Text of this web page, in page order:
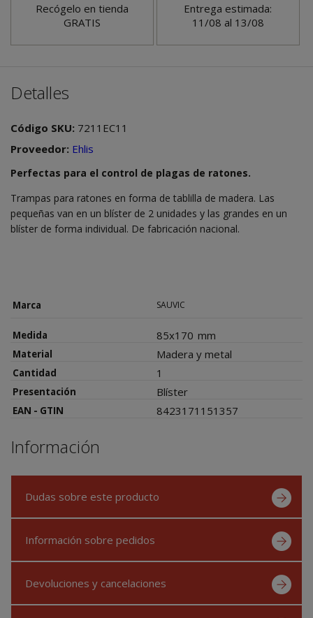
Recógelo en tienda
GRATIS
Entrega estimada:
11/08 al 13/08
Detalles
Código SKU: 7211EC11
Proveedor: Ehlis
Perfectas para el control de plagas de ratones.
Trampas para ratones en forma de tablilla de madera. Las
pequeñas van en un blíster de 2 unidades y las grandes en un
blíster de forma individual. De fabricación nacional.
Marca SAUVIC
Medida 85x170 mm
Material Madera y metal
Cantidad 1
Presentación Blíster
EAN - GTIN 8423171151357
Información
Dudas sobre este producto
Información sobre pedidos
Devoluciones y cancelaciones